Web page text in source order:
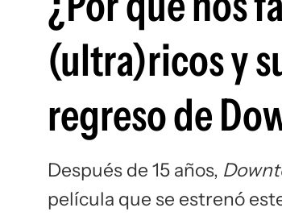
(ultra)ricos y
regreso de
Después de 15 años,
película que se estrenó